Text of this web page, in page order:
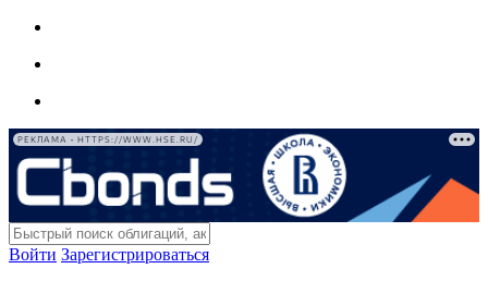
РЕКЛАМА • HTTPS://WWW.HSE.RU/
Войти Зарегистрироваться